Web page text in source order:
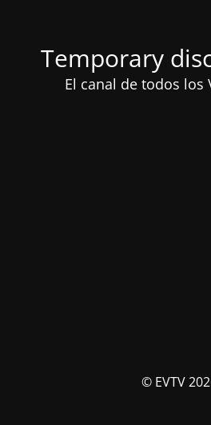
Temporary
El canal de todos los
© EVTV